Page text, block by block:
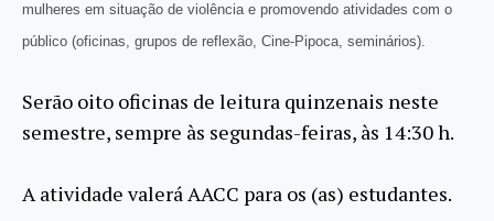
mulheres em situação de violência e promovendo atividades com o
público (oficinas, grupos de reflexão, Cine-Pipoca, seminários).
Serão oito oficinas de leitura quinzenais neste
semestre, sempre às segundas-feiras, às 14:30 h.
A atividade valerá AACC para os (as) estudantes.